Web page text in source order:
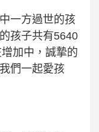
一方過世的孩
孩子共有5640
加中，誠摯的
們一起愛孩